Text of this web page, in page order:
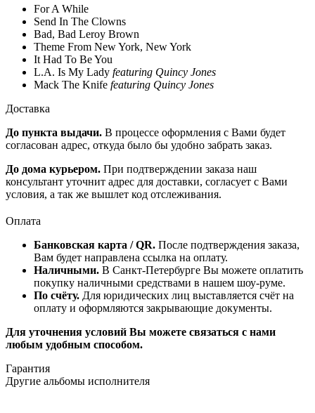
For A While
Send In The Clowns
Bad, Bad Leroy Brown
Theme From New York, New York
It Had To Be You
L.A. Is My Lady featuring Quincy Jones
Mack The Knife featuring Quincy Jones
Доставка
До пункта выдачи. В процессе оформления с Вами будет
согласован адрес, откуда было бы удобно забрать заказ.
До дома курьером. При подтверждении заказа наш
консультант уточнит адрес для доставки, согласует с Вами
условия, а так же вышлет код отслеживания.
Оплата
Банковская карта / QR. После подтверждения заказа,
Вам будет направлена ссылка на оплату.
Наличными. В Санкт-Петербурге Вы можете оплатить
покупку наличными средствами в нашем шоу-руме.
По счёту. Для юридических лиц выставляется счёт на
оплату и оформляются закрывающие документы.
Для уточнения условий Вы можете связаться с нами
любым удобным способом.
Гарантия
Другие альбомы исполнителя